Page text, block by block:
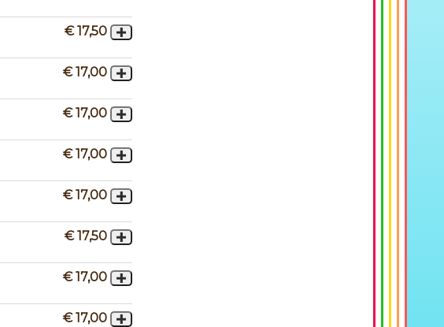
€ 17,50
€ 17,00
€ 17,00
€ 17,00
€ 17,00
€ 17,50
€ 17,00
€ 17,00